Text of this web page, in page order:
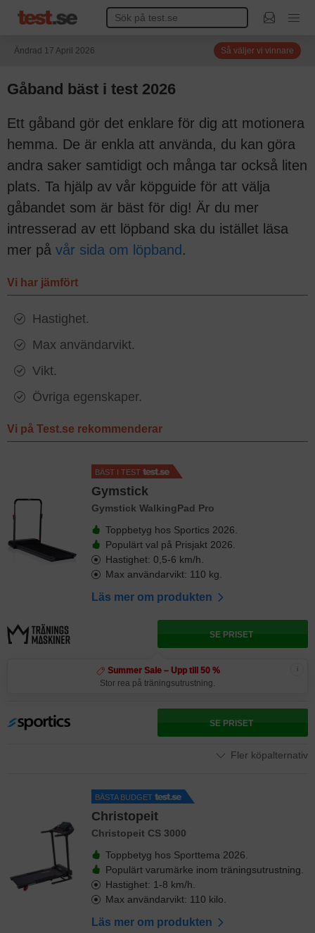
Ändrad 17 April 2026 Så väljer vi vinnare
Gåband bäst i test 2026
Ett gåband gör det enklare för dig att motionera
hemma. De är enkla att använda, du kan göra
andra saker samtidigt och många tar också liten
plats. Ta hjälp av vår köpguide för att välja
gåbandet som är bäst för dig! Är du mer
intresserad av ett löpband ska du istället läsa
mer på vår sida om löpband .
Vi har jämfört
Hastighet.
Max användarvikt.
Vikt.
Övriga egenskaper.
Vi på Test.se rekommenderar
BÄST I TEST
Gymstick
Gymstick WalkingPad Pro
Toppbetyg hos Sportics 2026.
Populärt val på Prisjakt 2026.
Hastighet: 0,5-6 km/h.
Max användarvikt: 110 kg.
Läs mer om produkten
SE PRISET
i
Summer Sale – Upp till 50 %
Stor rea på träningsutrustning.
SE PRISET
Fler köpalternativ
BÄSTA BUDGET
Christopeit
Christopeit CS 3000
Toppbetyg hos Sporttema 2026.
Populärt varumärke inom träningsutrustning.
Hastighet: 1-8 km/h.
Max användarvikt: 110 kilo.
Läs mer om produkten